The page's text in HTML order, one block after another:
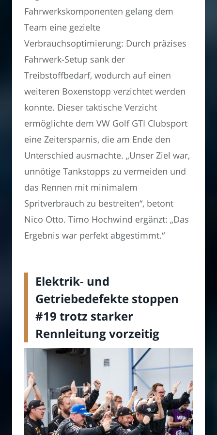
Fahrwerkskomponenten gelang dem
Team eine gezielte
Verbrauchsoptimierung: Durch präzises
Fahrwerk-Setup sank der
Treibstoffbedarf, wodurch auf einen
weiteren Boxenstopp verzichtet werden
konnte. Dieser taktische Verzicht
ermöglichte dem VW Golf GTI Clubsport
eine Zeitersparnis, die am Ende den
Unterschied ausmachte. „Unser Ziel war,
unnötige Tankstopps zu vermeiden und
das Rennen mit minimalem
Spritverbrauch zu bestreiten“, betont
Nico Otto. Timo Hochwind ergänzt: „Das
Ergebnis war perfekt abgestimmt.“
Elektrik- und
Getriebedefekte stoppen
#19 trotz starker
Rennleitung vorzeitig